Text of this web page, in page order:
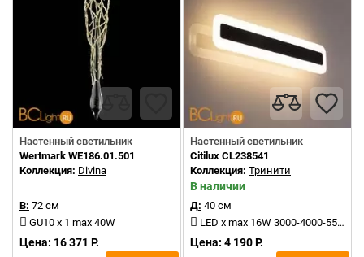
Настенный светильник
Wertmark WE186.01.501
Коллекция: Divina
В: 72 см
GU10 x 1 max 40W
Цена: 16 371 Р.
Настенный светильник
Citilux CL238541
Коллекция: Тринити
В наличии
Д: 40 см
LED x max 16W 3000-4000-5500K 1500Lm
Цена: 4 190 Р.